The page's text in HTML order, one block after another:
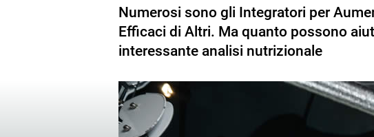
Numerosi sono gli Integratori per
Efficaci di Altri. Ma quanto possono
interessante analisi nutrizionale